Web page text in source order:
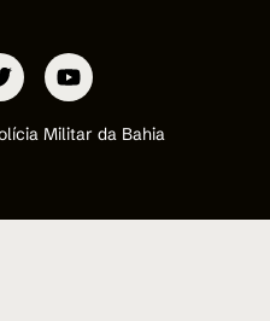
Militar da Bahia